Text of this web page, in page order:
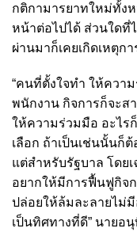
กติกามารยาทใหม่ทั้ง
หน้าต่อไปได้ ส่วนใดที่
ผ่านมาก็เคยเกิดเหตุก
“คนที่ตั้งใจทำ ให้ควา
พนักงาน กิจการก็จะส
ให้ความร่วมมือ อะไร
เลือก ถ้าเป็นเช่นนั้นก็
แต่สำหรับรัฐบาล โดย
อยากให้มีการฟื้นฟูกิจ
ปล่อยให้ล้มละลายไม่
เป็นทิศทางที่ดี” นายอ